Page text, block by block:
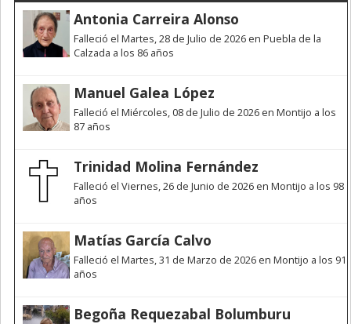
Antonia Carreira Alonso
Falleció el Martes, 28 de Julio de 2026 en Puebla de la
Calzada a los 86 años
Manuel Galea López
Falleció el Miércoles, 08 de Julio de 2026 en Montijo a los
87 años
Trinidad Molina Fernández
Falleció el Viernes, 26 de Junio de 2026 en Montijo a los 98
años
Matías García Calvo
Falleció el Martes, 31 de Marzo de 2026 en Montijo a los 91
años
Begoña Requezabal Bolumburu